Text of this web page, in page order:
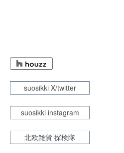
suosikki X/twitter
suosikki instagram
北欧雑貨 探検隊